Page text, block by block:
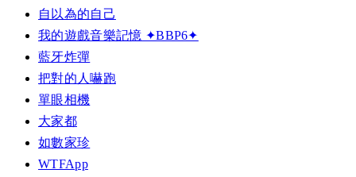
自以為的自己
我的遊戲音樂記憶 ✦BBP6✦
藍牙炸彈
把對的人嚇跑
單眼相機
大家都
如數家珍
WTFApp